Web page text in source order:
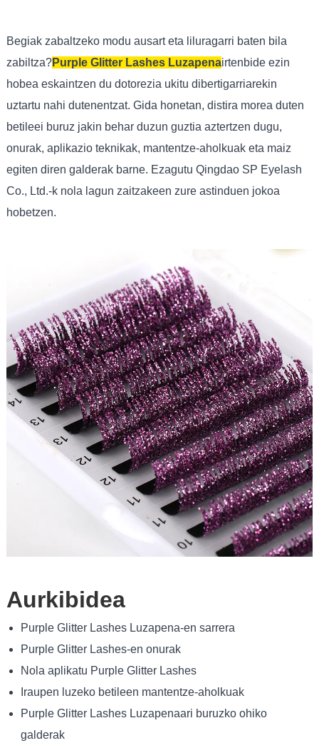
Begiak zabaltzeko modu ausart eta liluragarri baten bila
zabiltza?Purple Glitter Lashes Luzapenairtenbide ezin
hobea eskaintzen du dotorezia ukitu dibertigarriarekin
uztartu nahi dutenentzat. Gida honetan, distira morea duten
betileei buruz jakin behar duzun guztia aztertzen dugu,
onurak, aplikazio teknikak, mantentze-aholkuak eta maiz
egiten diren galderak barne. Ezagutu Qingdao SP Eyelash
Co., Ltd.-k nola lagun zaitzakeen zure astinduen jokoa
hobetzen.
Aurkibidea
Purple Glitter Lashes Luzapena-en sarrera
Purple Glitter Lashes-en onurak
Nola aplikatu Purple Glitter Lashes
Iraupen luzeko betileen mantentze-aholkuak
Purple Glitter Lashes Luzapenaari buruzko ohiko
galderak